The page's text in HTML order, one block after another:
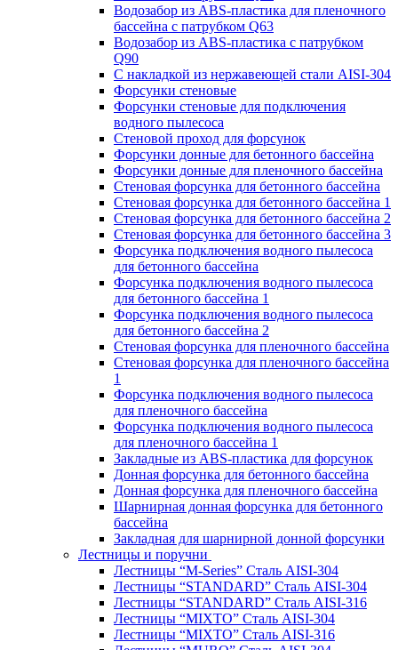
Водозабор из ABS-пластика для пленочного
бассейна с патрубком Q63
Водозабор из ABS-пластика с патрубком
Q90
С накладкой из нержавеющей стали AISI-304
Форсунки стеновые
Форсунки стеновые для подключения
водного пылесоса
Стеновой проход для форсунок
Форсунки донные для бетонного бассейна
Форсунки донные для пленочного бассейна
Стеновая форсунка для бетонного бассейна
Стеновая форсунка для бетонного бассейна 1
Стеновая форсунка для бетонного бассейна 2
Стеновая форсунка для бетонного бассейна 3
Форсунка подключения водного пылесоса
для бетонного бассейна
Форсунка подключения водного пылесоса
для бетонного бассейна 1
Форсунка подключения водного пылесоса
для бетонного бассейна 2
Стеновая форсунка для пленочного бассейна
Стеновая форсунка для пленочного бассейна
1
Форсунка подключения водного пылесоса
для пленочного бассейна
Форсунка подключения водного пылесоса
для пленочного бассейна 1
Закладные из ABS-пластика для форсунок
Донная форсунка для бетонного бассейна
Донная форсунка для пленочного бассейна
Шарнирная донная форсунка для бетонного
бассейна
Закладная для шарнирной донной форсунки
Лестницы и поручни
Лестницы “M-Series” Сталь AISI-304
Лестницы “STANDARD” Сталь AISI-304
Лестницы “STANDARD” Сталь AISI-316
Лестницы “MIXTO” Сталь AISI-304
Лестницы “MIXTO” Сталь AISI-316